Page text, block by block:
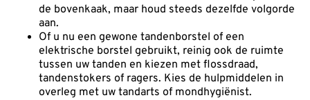
de bovenkaak, maar houd steeds dezelfde volgorde
aan.
Of u nu een gewone tandenborstel of een
elektrische borstel gebruikt, reinig ook de ruimte
tussen uw tanden en kiezen met flossdraad,
tandenstokers of ragers. Kies de hulpmiddelen in
overleg met uw tandarts of mondhygiënist.